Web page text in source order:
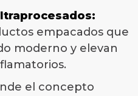
empacados que
moderno y elevan
el concepto